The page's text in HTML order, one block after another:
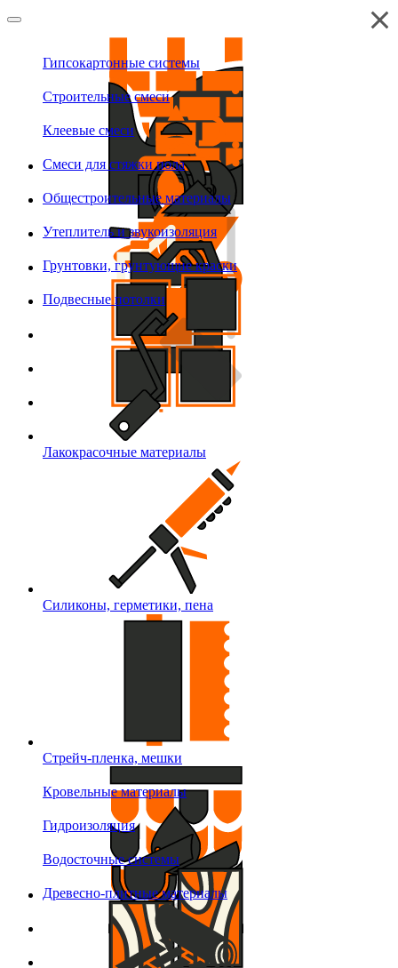
Гипсокартонные системы
Строительные смеси
Клеевые смеси
Смеси для стяжки пола
Общестроительные материалы
Утеплитель и звукоизоляция
Грунтовки, грунтующие краски
Подвесные потолки
Лакокрасочные материалы
Силиконы, герметики, пена
Стрейч-пленка, мешки
Кровельные материалы
Гидроизоляция
Водосточные системы
Древесно-плитные материалы